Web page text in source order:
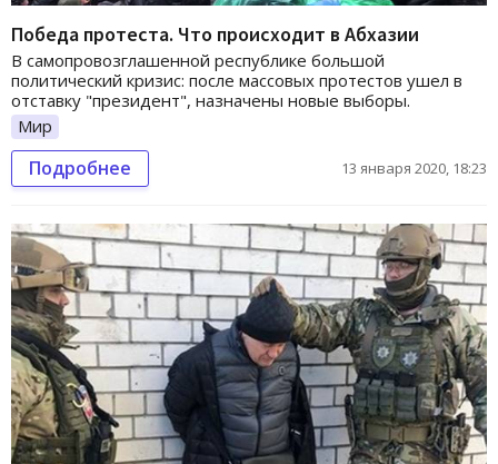
Победа протеста. Что происходит в Абхазии
В самопровозглашенной республике большой
политический кризис: после массовых протестов ушел в
отставку "президент", назначены новые выборы.
Мир
Подробнее 13 января 2020, 18:23